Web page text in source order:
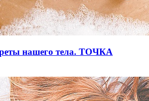
нашего тела. ТОЧКА